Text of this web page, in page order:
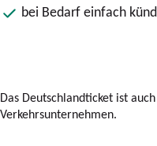
bei Bedarf einfach
Das Deutschlandticket ist
Verkehrsunternehmen.